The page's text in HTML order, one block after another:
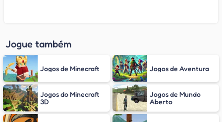
Jogue também
Jogos de Minecraft Jogos de Aventura
Jogos do Minecraft
3D
Jogos de Mundo
Aberto